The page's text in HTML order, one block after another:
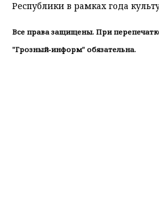
Республики в рамках года
Все права защищены. При
"Грозный-информ" обязательна.